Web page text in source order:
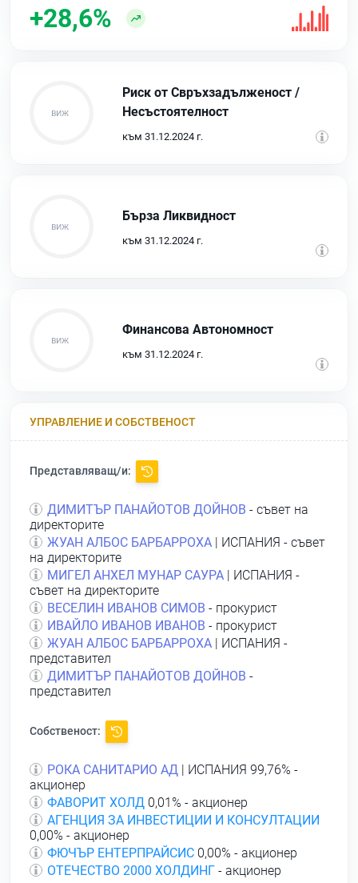
+28,6%
Риск от Свръхзадълженост /
Несъстоятелност
към 31.12.2024 г.
Бърза Ликвидност
към 31.12.2024 г.
Финансова Автономност
към 31.12.2024 г.
УПРАВЛЕНИЕ И СОБСТВЕНОСТ
Представляващ/и:
ДИМИТЪР ПАНАЙОТОВ ДОЙНОВ - съвет на
директорите
ЖУАН АЛБОС БАРБАРРОХА | ИСПАНИЯ - съвет
на директорите
МИГЕЛ АНХЕЛ МУНАР САУРА | ИСПАНИЯ -
съвет на директорите
ВЕСЕЛИН ИВАНОВ СИМОВ - прокурист
ИВАЙЛО ИВАНОВ ИВАНОВ - прокурист
ЖУАН АЛБОС БАРБАРРОХА | ИСПАНИЯ -
представител
ДИМИТЪР ПАНАЙОТОВ ДОЙНОВ -
представител
Собственост:
РОКА САНИТАРИО АД | ИСПАНИЯ 99,76% -
акционер
ФАВОРИТ ХОЛД 0,01% - акционер
АГЕНЦИЯ ЗА ИНВЕСТИЦИИ И КОНСУЛТАЦИИ
0,00% - акционер
ФЮЧЪР ЕНТЕРПРАЙСИС 0,00% - акционер
ОТЕЧЕСТВО 2000 ХОЛДИНГ - акционер